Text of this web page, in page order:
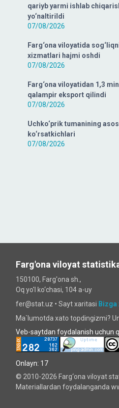
qariyb yarmi ishlab
yo‘naltirildi
07/08/2026
Farg‘ona viloyatida
xizmatlari hajmi oshdi
07/08/2026
Farg‘ona viloyatidan 1,3
qalampir eksport qilindi
07/08/2026
Uchko‘prik tumanining
ko‘rsatkichlari
07/08/2026
Farg'ona viloyat
150100, Farg'ona sh.,
Oq yo'l ko‘chаsi, 104 a-uy
fer@stat.uz • Sayt xaritasi
Ma`lumotda xato topdingizmi?
Veb-saytdan foydalanish uchun
Onlayn: 17
© 2010-2026 Farg‘ona viloyat
Materiallardan foydalanganda